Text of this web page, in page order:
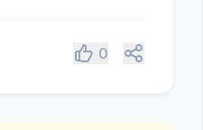
0 Paylaş